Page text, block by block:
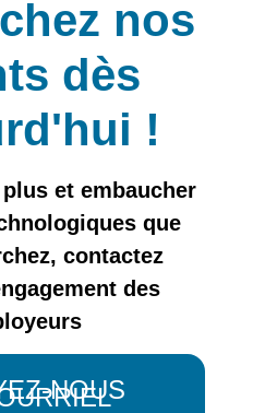
nos
dès
!
et embaucher
que
contactez
des
NOUS